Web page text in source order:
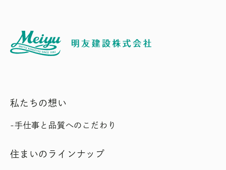
私たちの想い
手仕事と品質へのこだわり
住まいのラインナップ